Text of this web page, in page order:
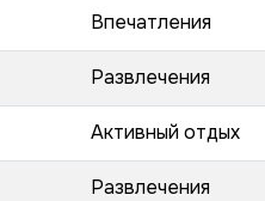
Впечатления
Развлечения
Активный отдых
Развлечения